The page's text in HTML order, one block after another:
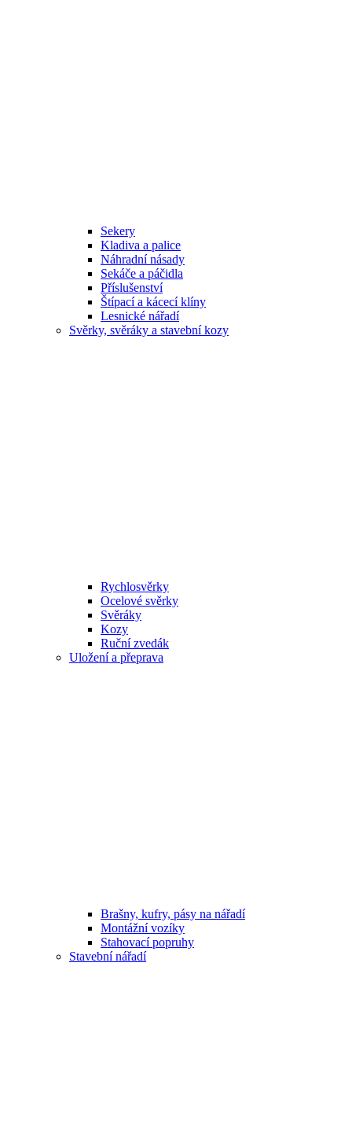
Sekery
Kladiva a palice
Náhradní násady
Sekáče a páčidla
Příslušenství
Štípací a kácecí klíny
Lesnické nářadí
Svěrky, svěráky a stavební kozy
Rychlosvěrky
Ocelové svěrky
Svěráky
Kozy
Ruční zvedák
Uložení a přeprava
Brašny, kufry, pásy na nářadí
Montážní vozíky
Stahovací popruhy
Stavební nářadí